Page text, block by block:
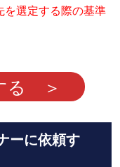
を選定する際の基準
る ＞
ーに依頼す